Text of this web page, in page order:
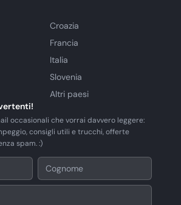
Croazia
Francia
Italia
Slovenia
Altri paesi
occasionali che vorrai davvero leggere:
consigli utili e trucchi, offerte
spam. :)